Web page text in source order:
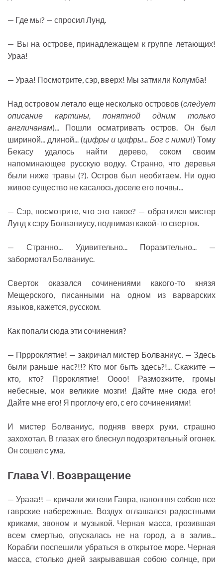
— Где мы? — спросил Лунд.
— Вы на острове, принадлежащем к группе летающих!
Ураа!
— Ураа! Посмотрите, сэр, вверх! Мы затмили Колумба!
Над островом летало еще несколько островов (следует
описание картины, понятной одним только
англичанам)... Пошли осматривать остров. Он был
шириной... длиной... (цифры и цифры... Бог с ними!) Тому
Бекасу удалось найти дерево, соком своим
напоминающее русскую водку. Странно, что деревья
были ниже травы (?). Остров был необитаем. Ни одно
живое существо не касалось доселе его почвы...
— Сэр, посмотрите, что это такое? — обратился мистер
Лунд к сэру Болваниусу, поднимая какой-то сверток.
— Странно... Удивительно... Поразительно... —
забормотал Болваниус.
Сверток оказался сочинениями какого-то князя
Мещерского, писанными на одном из варварских
языков, кажется, русском.
Как попали сюда эти сочинения?
— Пррроклятие! — закричал мистер Болваниус. — Здесь
были раньше нас?!!? Кто мог быть здесь?!... Скажите —
кто, кто? Прроклятие! Оооо! Размозжите, громы
небесные, мои великие мозги! Дайте мне сюда его!
Дайте мне его! Я проглочу его, с его сочинениями!
И мистер Болваниус, подняв вверх руки, страшно
захохотал. В глазах его блеснул подозрительный огонек.
Он сошел с ума.
Глава VI. Возвращение
— Урааа!! — кричали жители Гавра, наполняя собою все
гаврские набережные. Воздух оглашался радостными
криками, звоном и музыкой. Черная масса, грозившая
всем смертью, опускалась не на город, а в залив...
Корабли поспешили убраться в открытое море. Черная
масса, столько дней закрывавшая собою солнце, при